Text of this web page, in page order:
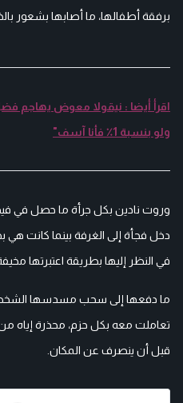
برفقة أطفالها، ما أصابها بشعور
اقرأ أيضا : نيقولا معوض يهاجم
ولو بنسبة 1٪ فأنا آسف"
وروت نادين بكل جرأة ما حصل في
دخل فجأة إلى الغرفة بينما كانت هي
في النظر إليها بطريقة اعتبرتها
ما دفعها إلى سحب مسدسها
تعاملت معه بكل حزم، محذرة إياه من
قبل أن ينصرف عن المكان.